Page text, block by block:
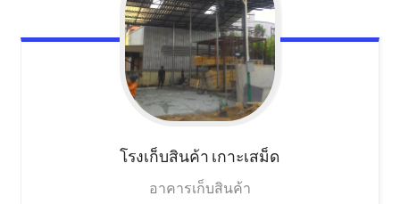
โรงเก็บสินค้า เกาะเสม็ด
อาคารเก็บสินค้า